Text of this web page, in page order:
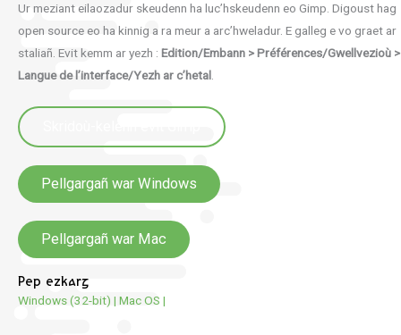
Ur meziant eilaozadur skeudenn ha luc’hskeudenn eo Gimp. Digoust hag
open source eo ha kinnig a ra meur a arc’hweladur. E galleg e vo graet ar
staliañ. Evit kemm ar yezh : Edition/Embann > Préférences/Gwellvezioù >
Langue de l’interface/Yezh ar c’hetal.
Pellgargañ war Windows
Pellgargañ war Mac
Pep ezkarg
Windows (32-bit) | Mac OS |